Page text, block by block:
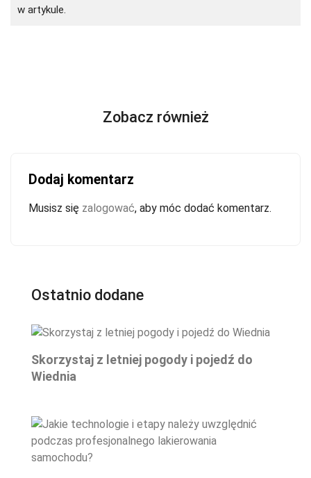
w artykule.
Zobacz również
Dodaj komentarz
Musisz się zalogować, aby móc dodać komentarz.
Ostatnio dodane
Skorzystaj z letniej pogody i pojedź do
Wiednia